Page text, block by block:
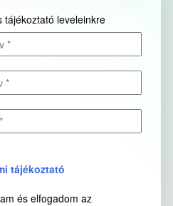
tájékoztató leveleinkre
tájékoztató
és elfogadom az